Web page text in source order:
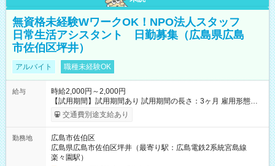
無資格未経験WワークOK！NPO法人スタッフ
日常生活アシスタント 日勤募集（広島県広島
市佐伯区坪井）
アルバイト 職種未経験OK
給与
時給2,000円～2,000円
【試用期間】試用期間あり 試用期間の長さ：3ヶ月 雇用形態、
給与は本採用時と同じです。
交通費別途支給あり
勤務地
広島市佐伯区
広島県広島市佐伯区坪井（最寄り駅：広島電鉄2系統宮島線
楽々園駅）